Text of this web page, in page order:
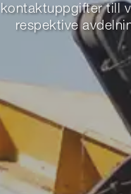
till
respektive